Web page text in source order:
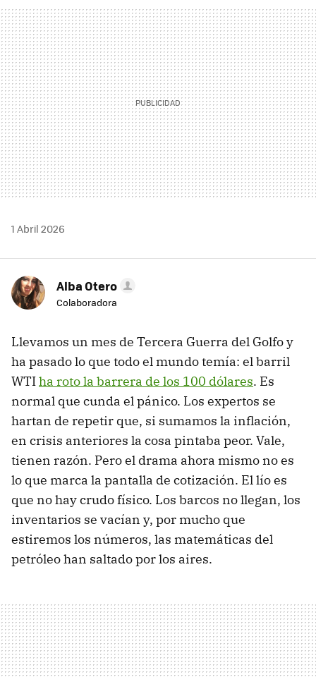
MAIL
1 Abril 2026
Alba Otero
Colaboradora
Llevamos un mes de Tercera Guerra del Golfo y
ha pasado lo que todo el mundo temía: el barril
WTIha roto la barrera de los 100 dólares. Es
normal que cunda el pánico. Los expertos se
hartan de repetir que, si sumamos la inflación,
en crisis anteriores la cosa pintaba peor. Vale,
tienen razón. Pero el drama ahora mismo no es
lo que marca la pantalla de cotización. El lío es
que no hay crudo físico. Los barcos no llegan, los
inventarios se vacían y, por mucho que
estiremos los números, las matemáticas del
petróleo han saltado por los aires.